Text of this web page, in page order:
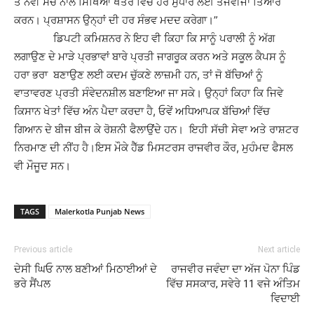
ਕਰਨ। ਪ੍ਰਸ਼ਾਸਨ ਉਨ੍ਹਾਂ ਦੀ ਹਰ ਸੰਭਵ ਮਦਦ ਕਰੇਗਾ।”
ਡਿਪਟੀ ਕਮਿਸ਼ਨਰ ਨੇ ਇਹ ਵੀ ਕਿਹਾ ਕਿ ਸਾਨੂੰ ਪਰਾਲੀ ਨੂੰ ਅੱਗ
ਲਗਾਉਣ ਦੇ ਮਾੜੇ ਪ੍ਰਭਾਵਾਂ ਬਾਰੇ ਪ੍ਰਤੀ ਜਾਗਰੂਕ ਕਰਨ ਅਤੇ ਸਕੂਲ ਕੈਪਸ ਨੂੰ
ਹਰਾ ਭਰਾ ਬਣਾਉਣ ਲਈ ਕਦਮ ਚੁੱਕਣੇ ਲਾਜ਼ਮੀ ਹਨ, ਤਾਂ ਜੋ ਬੱਚਿਆਂ ਨੂੰ
ਵਾਤਾਵਰਣ ਪ੍ਰਤੀ ਸੰਵੇਦਨਸ਼ੀਲ ਬਣਾਇਆ ਜਾ ਸਕੇ। ਉਨ੍ਹਾਂ ਕਿਹਾ ਕਿ ਜਿਵੇ
ਕਿਸਾਨ ਖੇਤਾਂ ਵਿੱਚ ਅੰਨ ਪੈਦਾ ਕਰਦਾ ਹੈ, ਓਵੇਂ ਅਧਿਆਪਕ ਬੱਚਿਆਂ ਵਿੱਚ
ਗਿਆਨ ਦੇ ਬੀਜ ਬੀਜ ਕੇ ਰੋਸ਼ਨੀ ਫੈਲਾਉਂਦੇ ਹਨ। ਇਹੀ ਸੱਚੀ ਸੇਵਾ ਅਤੇ ਰਾਸ਼ਟਰ
ਨਿਰਮਾਣ ਦੀ ਨੀਂਹ ਹੈ।ਇਸ ਮੌਕੇ ਹੈੱਡ ਮਿਸਟਰਸ ਰਾਜਵੀਰ ਕੌਰ, ਮੁਹੰਮਦ ਫੈਸਲ
ਵੀ ਮੌਜੂਦ ਸਨ।
TAGS Malerkotla Punjab News
Previous article
ਦੇਸੀ ਘਿਓ ਨਾਲ ਬਣੀਆਂ ਮਿਠਾਈਆਂ ਦੇ
ਭਰੇ ਸੈਂਪਲ
Next article
ਰਾਜਵੀਰ ਜਵੰਦਾ ਦਾ ਅੱਜ ਪੋਨਾ ਪਿੰਡ
ਵਿੱਚ ਸਸਕਾਰ, ਸਵੇਰੇ 11 ਵਜੇ ਅੰਤਿਮ
ਵਿਦਾਈ